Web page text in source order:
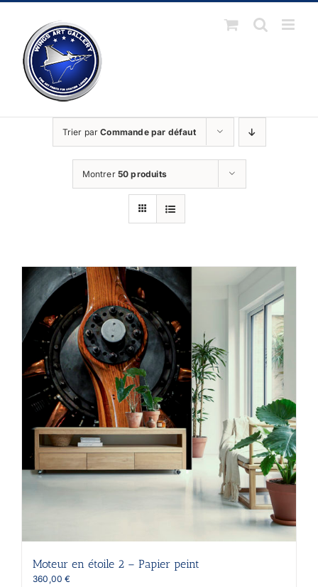
Passer
Trier parCommande par défaut
Montrer 50 produits
Moteur en étoile 2 – Papier peint
360,00€